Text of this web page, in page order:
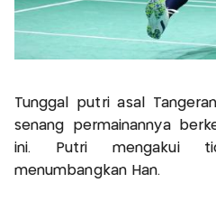
Tunggal putri asal
senang permainannya
ini. Putri mengakui
menumbangkan Han.